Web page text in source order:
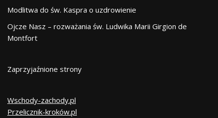
Modlitwa do św. Kaspra o uzdrowienie
Ojcze Nasz – rozważania św. Ludwika Marii Girgion de
Montfort
Zaprzyjaźnione strony
Wschody-zachody.pl
Przelicznik-kroków.pl